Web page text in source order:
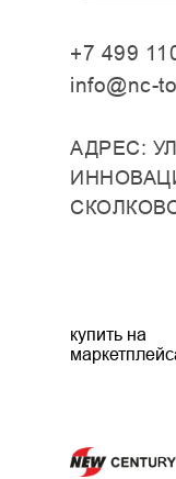
+7 499
info@nc-
АДРЕС:
купить на